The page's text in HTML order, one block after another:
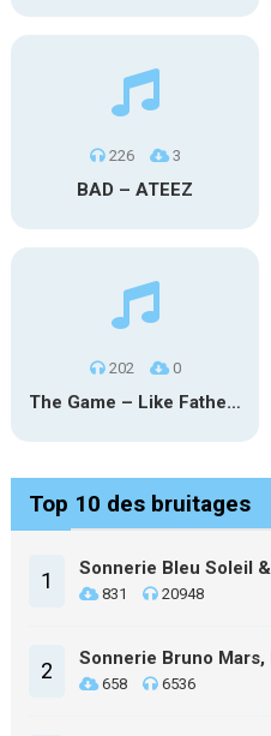
226 3
BAD – ATEEZ
202 0
The Game – Like Father Like Daughter
Top 10 des bruitages
1 Sonnerie Bleu Soleil
831 20948
2 Sonnerie Bruno Mars,
658 6536